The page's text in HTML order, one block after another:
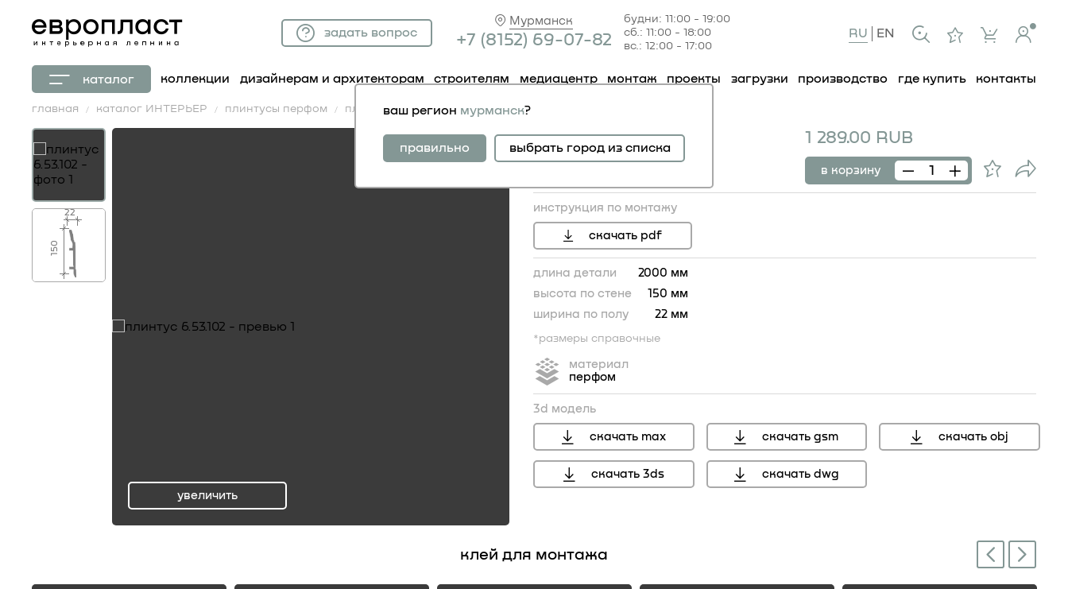
Мурманск
+7 (81 52) 69-07-82
будни: 11:00 - 19:00
сб.: 11:00 - 18:00
вс.: 12:00 - 17:00
задать вопрос RU EN
каталог коллекции дизайнерам и архитекторам строителям медиацентр монтаж проекты загрузки производство где купить контакты
ваш регион мурманск?
правильно выбрать город из списка
главная каталог ИНТЕРЬЕР плинтусы перфом плинтус 6.53.102
увеличить
22
150
плинтус 6.53.102 1 289.00 RUB
в корзину
инструкция по монтажу
скачать pdf
длина детали
2000 мм
высота по стене
150 мм
ширина по полу
22 мм
*размеры справочные
материал
перфом
3d модель
скачать max скачать gsm скачать obj
скачать 3ds скачать dwg
клей для монтажа Previous Next